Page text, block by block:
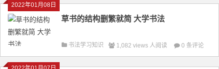
2022年01月08日
草书的结构删繁就简 大学书法
书法学习知识 1,082 views 人阅读 0 条评论